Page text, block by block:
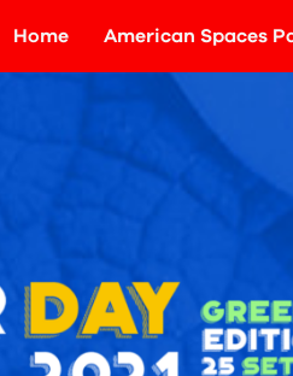
Home American Spaces